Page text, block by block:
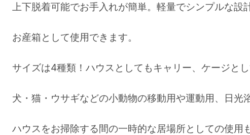
上下脱着可能でお手入れが簡単。軽量でシンプルな設
お産箱として使用できます。
サイズは4種類！ハウスとしてもキャリー、ケージとし
犬・猫・ウサギなどの小動物の移動用や運動用、日光
ハウスをお掃除する間の一時的な居場所としての使用